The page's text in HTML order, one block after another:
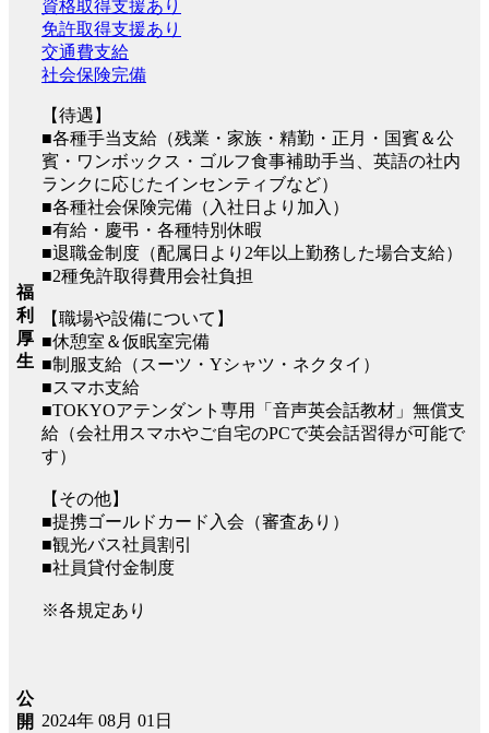
福
利
厚
生
資格取得支援あり
免許取得支援あり
交通費支給
社会保険完備
【待遇】
■各種手当支給（残業・家族・精勤・正月・国賓＆公
賓・ワンボックス・ゴルフ食事補助手当、英語の社内
ランクに応じたインセンティブなど）
■各種社会保険完備（入社日より加入）
■有給・慶弔・各種特別休暇
■退職金制度（配属日より2年以上勤務した場合支給）
■2種免許取得費用会社負担
【職場や設備について】
■休憩室＆仮眠室完備
■制服支給（スーツ・Yシャツ・ネクタイ）
■スマホ支給
■TOKYOアテンダント専用「音声英会話教材」無償支
給（会社用スマホやご自宅のPCで英会話習得が可能で
す）
【その他】
■提携ゴールドカード入会（審査あり）
■観光バス社員割引
■社員貸付金制度
※各規定あり
公
開 2024年 08月 01日